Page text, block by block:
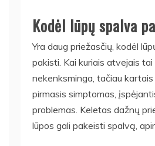
Kodėl lūpų spalva
Yra daug priežasčių, kodėl
pakisti. Kai kuriais atvejais tai
nekenksminga, tačiau
pirmasis simptomas,
problemas. Keletas dažnų
lūpos gali pakeisti spalvą,